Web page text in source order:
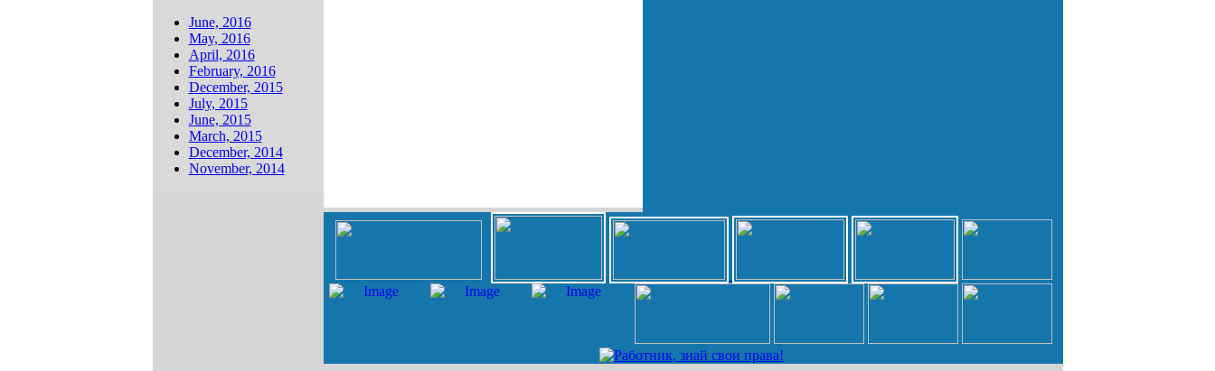
June, 2016
May, 2016
April, 2016
February, 2016
December, 2015
July, 2015
June, 2015
March, 2015
December, 2014
November, 2014